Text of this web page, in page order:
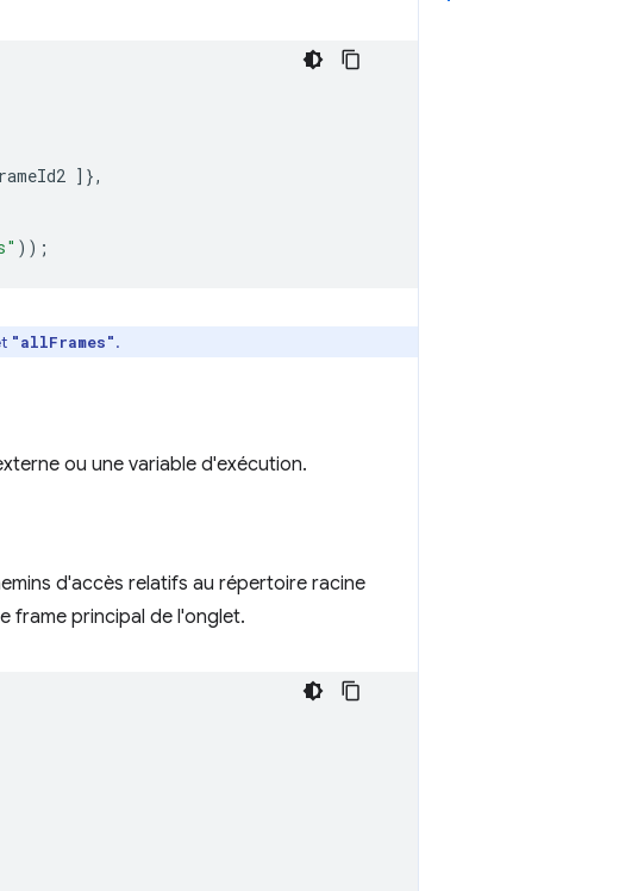
]},
));
"allFrames".
ou une variable d'exécution.
d'accès relatifs au répertoire racine
frame principal de l'onglet.